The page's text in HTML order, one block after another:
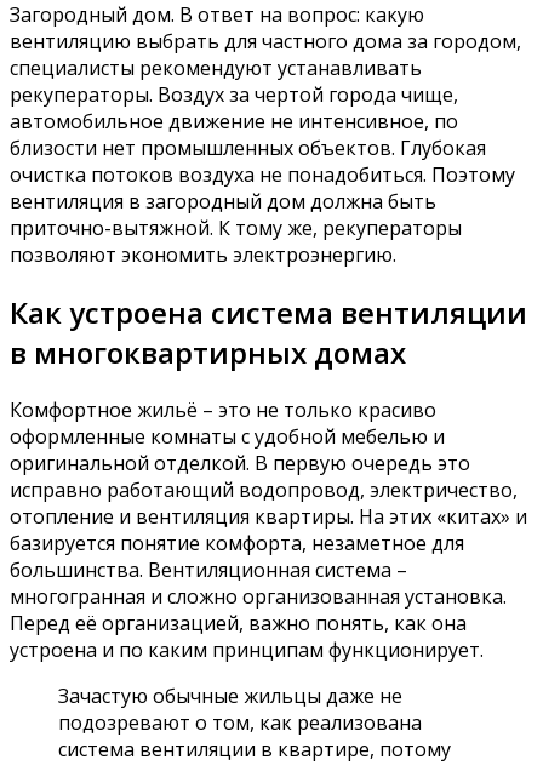
Загородный дом. В ответ на вопрос: какую
вентиляцию выбрать для частного дома за городом,
специалисты рекомендуют устанавливать
рекуператоры. Воздух за чертой города чище,
автомобильное движение не интенсивное, по
близости нет промышленных объектов. Глубокая
очистка потоков воздуха не понадобиться. Поэтому
вентиляция в загородный дом должна быть
приточно-вытяжной. К тому же, рекуператоры
позволяют экономить электроэнергию.
Как устроена система вентиляции
в многоквартирных домах
Комфортное жильё – это не только красиво
оформленные комнаты с удобной мебелью и
оригинальной отделкой. В первую очередь это
исправно работающий водопровод, электричество,
отопление и вентиляция квартиры. На этих «китах» и
базируется понятие комфорта, незаметное для
большинства. Вентиляционная система –
многогранная и сложно организованная установка.
Перед её организацией, важно понять, как она
устроена и по каким принципам функционирует.
Зачастую обычные жильцы даже не
подозревают о том, как реализована
система вентиляции в квартире, потому